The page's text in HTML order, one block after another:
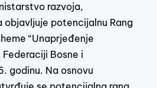
razvoja,
potencijalnu Rang
“Unaprjeđenje
Bosne i
godinu. Na osnovu